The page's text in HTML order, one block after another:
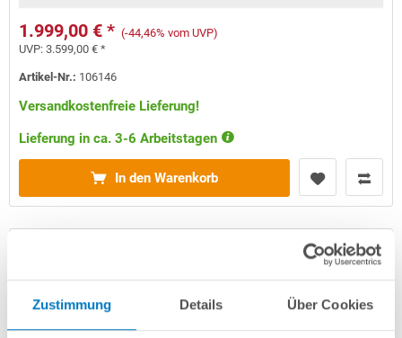
Zustimmung Details Über Cookies
1.999,00 € * (-44,46% vom UVP)
UVP:3.599,00 € *
Artikel-Nr.: 106146
Versandkostenfreie Lieferung!
Lieferung in ca. 3-6 Arbeitstagen
In den Warenkorb